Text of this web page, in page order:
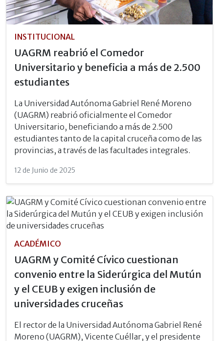
INSTITUCIONAL
UAGRM reabrió el Comedor
Universitario y beneficia a más de 2.500
estudiantes
La Universidad Autónoma Gabriel René Moreno
(UAGRM) reabrió oficialmente el Comedor
Universitario, beneficiando a más de 2.500
estudiantes tanto de la capital cruceña como de las
provincias, a través de las facultades integrales.
12 de Junio de 2025
ACADÉMICO
UAGRM y Comité Cívico cuestionan
convenio entre la Siderúrgica del Mutún
y el CEUB y exigen inclusión de
universidades cruceñas
El rector de la Universidad Autónoma Gabriel René
Moreno (UAGRM), Vicente Cuéllar, y el presidente